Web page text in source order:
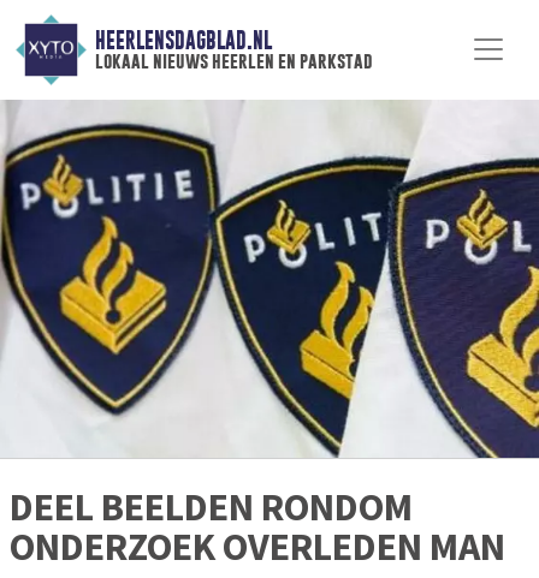
HEERLENSDAGBLAD.NL
lokaal nieuws heerlen en parkstad
DEEL BEELDEN RONDOM
ONDERZOEK OVERLEDEN MAN